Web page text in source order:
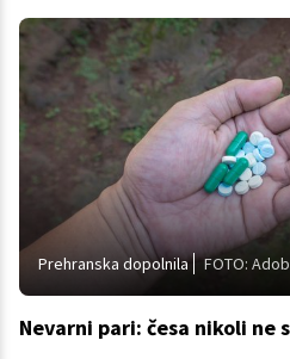
Prehranska dopolnila FOTO:
Nevarni pari: česa nikoli